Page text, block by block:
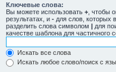
Ключевые слова:
Вы можете использовать + , чтобы
результатах, и - для слов, которых
разделить слова символом | для
качестве шаблона для частичного
Искать все слова
Искать любое слово/поиск с